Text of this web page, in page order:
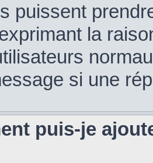
puissent
la
si une
puis-je